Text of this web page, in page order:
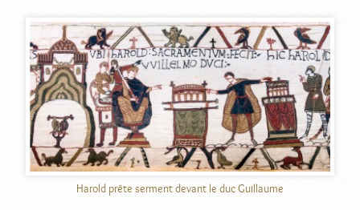
Harold prête serment devant le duc Guillaume